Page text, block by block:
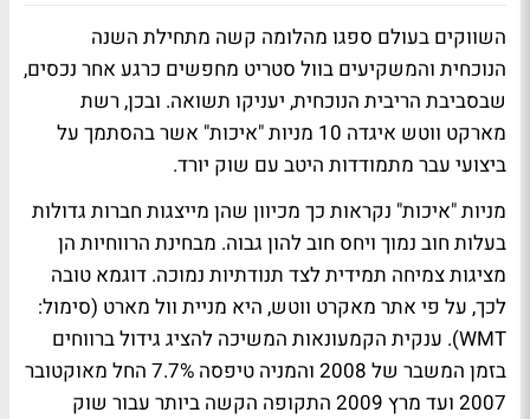
השווקים בעולם ספגו מהלומה קשה מתחילת השנה
הנוכחית והמשקיעים בוול סטריט מחפשים כרגע אחר נכסים,
שבסביבת הריבית הנוכחית, יעניקו תשואה. ובכן, רשת
מארקט ווטש איגדה 10 מניות "איכות" אשר בהסתמך על
ביצועי עבר מתמודדות היטב עם שוק יורד.
מניות "איכות" נקראות כך מכיוון שהן מייצגות חברות גדולות
בעלות חוב נמוך ויחס חוב להון גבוה. מבחינת הרווחיות הן
מציגות צמיחה תמידית לצד תנודתיות נמוכה. דוגמא טובה
לכך, על פי אתר מאקרט ווטש, היא מניית וול מארט (סימול:
WMT). ענקית הקמעונאות המשיכה להציג גידול ברווחים
בזמן המשבר של 2008 והמניה טיפסה 7.7% החל מאוקטובר
2007 ועד מרץ 2009 התקופה הקשה ביותר עבור שוק